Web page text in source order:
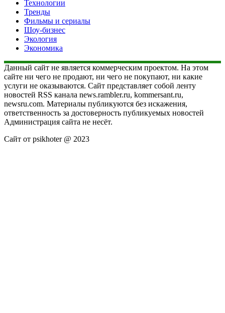
Технологии
Тренды
Фильмы и сериалы
Шоу-бизнес
Экология
Экономика
Данный сайт не является коммерческим проектом. На этом
сайте ни чего не продают, ни чего не покупают, ни какие
услуги не оказываются. Сайт представляет собой ленту
новостей RSS канала news.rambler.ru, kommersant.ru,
newsru.com. Материалы публикуются без искажения,
ответственность за достоверность публикуемых новостей
Администрация сайта не несёт.
Сайт от psikhoter @ 2023